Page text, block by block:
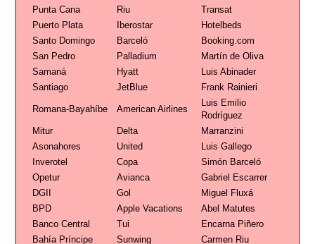
Punta Cana Riu
Transat
Puerto Plata
Iberostar
Hotelbeds
Santo Domingo
Barceló
Booking.com
San Pedro
Palladium
Martín de Oliva
Samaná
Hyatt
Luis Abinader
Santiago
JetBlue Frank Rainieri
Romana-Bayahíbe American Airlines
Luis Emilio
Rodríguez
Mitur
Delta
Marranzini
Asonahores
United
Luis Gallego
Inverotel
Copa
Simón Barceló
Opetur
Avianca
Gabriel Escarrer
DGII
Gol
Miguel Fluxá
BPD
Apple Vacations
Abel Matutes
Banco Central
Tui
Encarna Piñero
Bahía Príncipe
Sunwing Carmen Riu